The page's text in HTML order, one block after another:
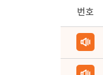
번호